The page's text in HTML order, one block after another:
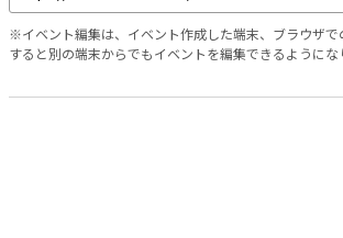
※イベント編集は、イベント作成した端末、ブラウザで
すると別の端末からでもイベントを編集できるようにな